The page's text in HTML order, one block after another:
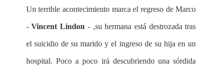
Un terrible acontecimiento marca el regreso de Marco
-Vincent Lindon - ,su hermana está destrozada tras
el suicidio de su marido y el ingreso de su hija en un
hospital. Poco a poco irá descubriendo una sórdida